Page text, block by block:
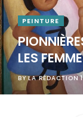
PEINTURE
LES
BY LA RÉDACTION